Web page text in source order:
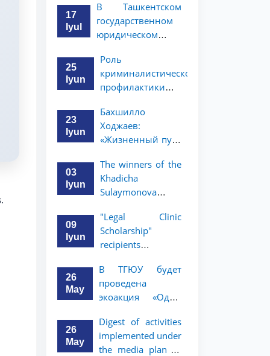
17
Iyul
В Ташкентском
государственном
юридическом
состоялась
научно-
практическая
магистрантов
25
Iyun
Роль
криминалистической
профилактики в
коррупционных
преступлений
23
Iyun
Бахшилло
Ходжаев:
«Жизненный путь
Хамедова —
яркий пример
беззаветного
Родине и
воспитанию
молодого
поколения»
03
Iyun
The winners of the
Khadicha
Sulaymonova
for the 2026/2027
academic year
have been
09
Iyun
"Legal Clinic
Scholarship"
recipients
26
May
В ТГЮУ будет
проведена
экоакция «Один
26
May
Digest of activities
implemented under
the media plan to